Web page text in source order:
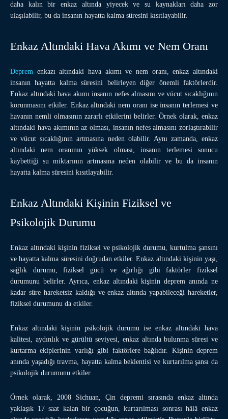
daha kalın bir enkaz altında yiyecek ve su kaynakları daha zor
ulaşılabilir, bu da insanın hayatta kalma süresini kısıtlayabilir.
Enkaz Altındaki Hava Akımı ve Nem Oranı
Deprem enkazı altındaki hava akımı ve nem oranı, enkaz altındaki
insanın hayatta kalma süresini belirleyen diğer önemli faktörlerdir.
Enkaz altındaki hava akımı insanın nefes almasını ve vücut sıcaklığının
korunmasını etkiler. Enkaz altındaki nem oranı ise insanın terlemesi ve
havanın nemli olmasının zararlı etkilerini belirler. Örnek olarak, enkaz
altındaki hava akımının az olması, insanın nefes almasını zorlaştırabilir
ve vücut sıcaklığının artmasına neden olabilir. Aynı zamanda, enkaz
altındaki nem oranının yüksek olması, insanın terlemesi sonucu
kaybettiği su miktarının artmasına neden olabilir ve bu da insanın
hayatta kalma süresini kısıtlayabilir.
Enkaz Altındaki Kişinin Fiziksel ve
Psikolojik Durumu
Enkaz altındaki kişinin fiziksel ve psikolojik durumu, kurtulma şansını
ve hayatta kalma süresini doğrudan etkiler. Enkaz altındaki kişinin yaşı,
sağlık durumu, fiziksel gücü ve ağırlığı gibi faktörler fiziksel
durumunu belirler. Ayrıca, enkaz altındaki kişinin deprem anında ne
kadar süre hareketsiz kaldığı ve enkaz altında yapabileceği hareketler,
fiziksel durumunu da etkiler.
Enkaz altındaki kişinin psikolojik durumu ise enkaz altındaki hava
kalitesi, aydınlık ve gürültü seviyesi, enkaz altında bulunma süresi ve
kurtarma ekiplerinin varlığı gibi faktörlere bağlıdır. Kişinin deprem
anında yaşadığı travma, hayatta kalma beklentisi ve kurtarılma şansı da
psikolojik durumunu etkiler.
Örnek olarak, 2008 Sichuan, Çin depremi sırasında enkaz altında
yaklaşık 17 saat kalan bir çocuğun, kurtarılması sonrası hâlâ enkaz